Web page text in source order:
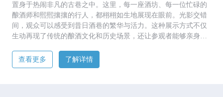
置身于热闹非凡的古巷之中。这里，每一座酒坊、每一位忙碌的
酿酒师和熙熙攘攘的行人，都栩栩如生地展现在眼前。光影交错
间，观众可以感受到昔日酒巷的繁华与活力。这种展示方式不仅
生动再现了传统的酿酒文化和历史场景，还让参观者能够亲身体
到空气中飘散的酒香，听到街头巷尾的喧嚣声。幻影成像不仅仅
是一场视觉盛宴，更是一座连接过去与现在的桥梁。
查看更多 了解详情